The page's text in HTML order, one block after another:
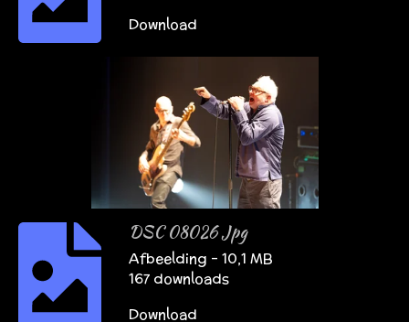
Download
DSC 08026 Jpg
Afbeelding – 10,1 MB
167 downloads
Download